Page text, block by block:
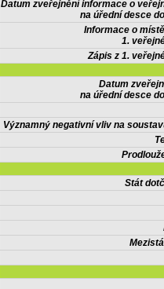
Datum zveřejnění informace o
na úřední desce
Informace o
1.
Zápis z 1.
Datum
na úřední desce
Významný negativní vliv na
Stát